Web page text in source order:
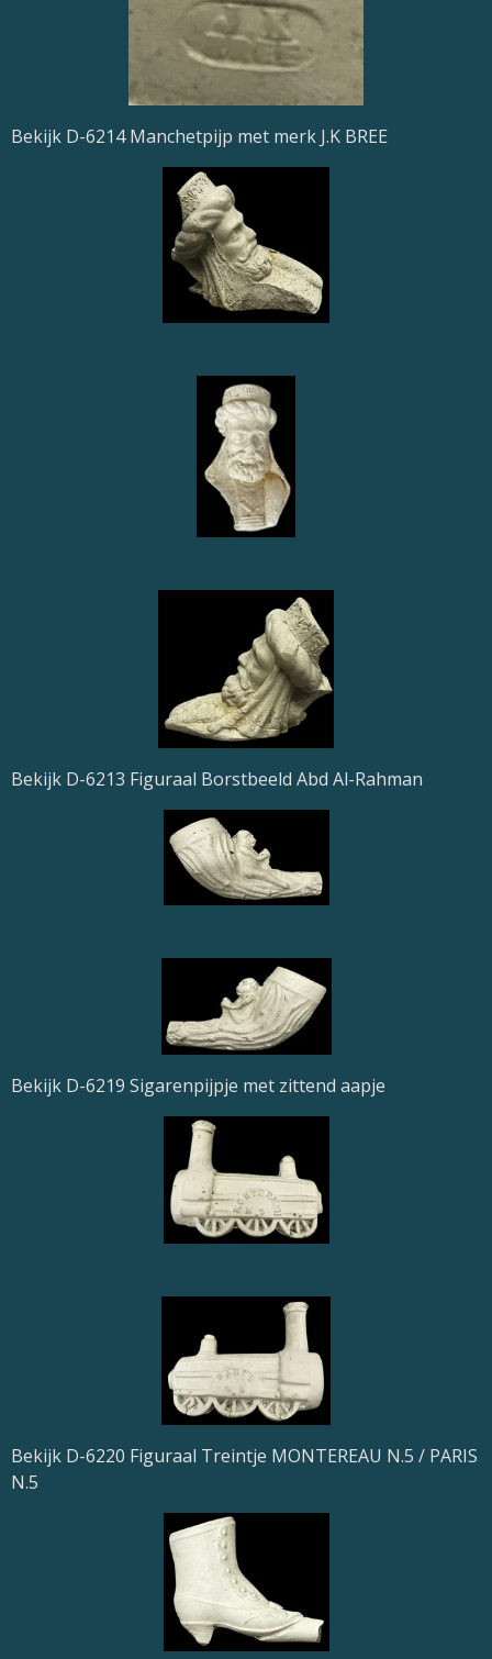
Bekijk D-6214 Manchetpijp met merk J.K BREE
Bekijk D-6213 Figuraal Borstbeeld Abd Al-Rahman
Bekijk D-6219 Sigarenpijpje met zittend aapje
Bekijk D-6220 Figuraal Treintje MONTEREAU N.5 / PARIS
N.5